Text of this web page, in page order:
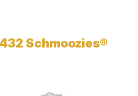
Schmoozies®